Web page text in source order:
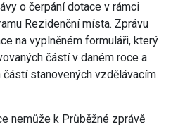
o čerpání dotace v rámci
Rezidenční místa. Zprávu
na vyplněném formuláři, který
částí v daném roce a
stanovených vzdělávacím
nemůže k Průběžné zprávě